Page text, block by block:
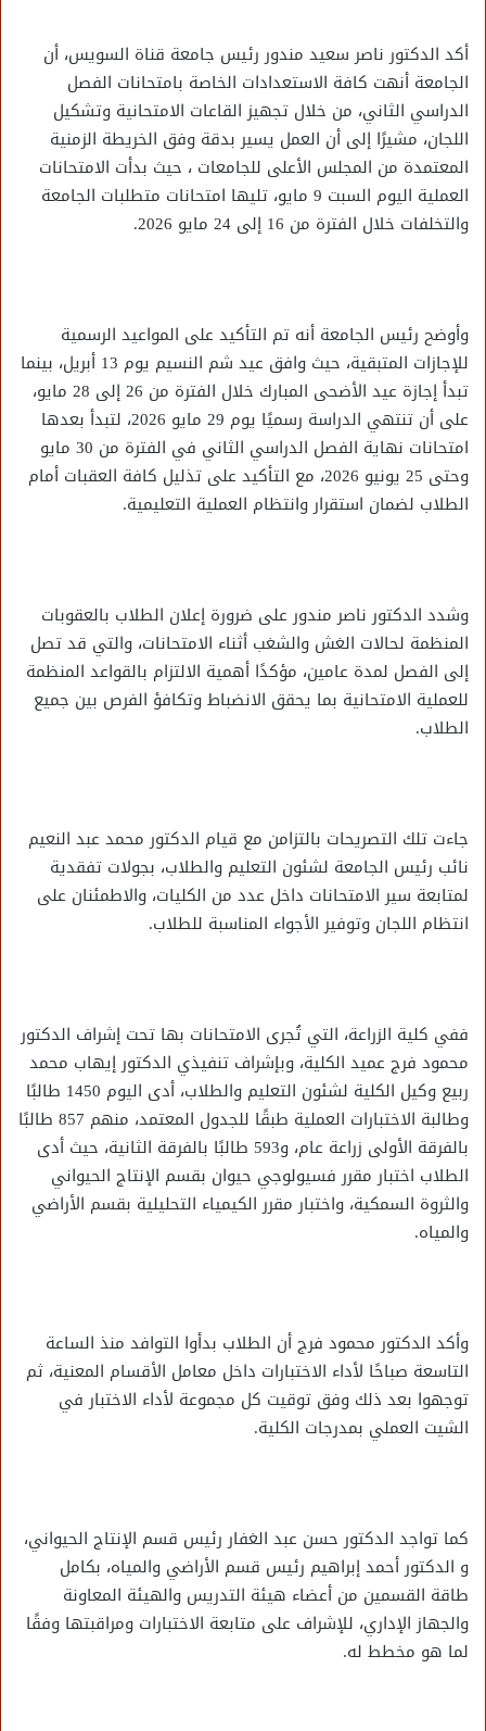
أكد الدكتور ناصر سعيد مندور رئيس جامعة قناة السويس، أن
الجامعة أنهت كافة الاستعدادات الخاصة بامتحانات الفصل
الدراسي الثاني، من خلال تجهيز القاعات الامتحانية وتشكيل
اللجان، مشيرًا إلى أن العمل يسير بدقة وفق الخريطة الزمنية
المعتمدة من المجلس الأعلى للجامعات ، حيث بدأت الامتحانات
العملية اليوم السبت 9 مايو، تليها امتحانات متطلبات الجامعة
والتخلفات خلال الفترة من 16 إلى 24 مايو 2026.
وأوضح رئيس الجامعة أنه تم التأكيد على المواعيد الرسمية
للإجازات المتبقية، حيث وافق عيد شم النسيم يوم 13 أبريل، بينما
تبدأ إجازة عيد الأضحى المبارك خلال الفترة من 26 إلى 28 مايو،
على أن تنتهي الدراسة رسميًا يوم 29 مايو 2026، لتبدأ بعدها
امتحانات نهاية الفصل الدراسي الثاني في الفترة من 30 مايو
وحتى 25 يونيو 2026، مع التأكيد على تذليل كافة العقبات أمام
الطلاب لضمان استقرار وانتظام العملية التعليمية.
وشدد الدكتور ناصر مندور على ضرورة إعلان الطلاب بالعقوبات
المنظمة لحالات الغش والشغب أثناء الامتحانات، والتي قد تصل
إلى الفصل لمدة عامين، مؤكدًا أهمية الالتزام بالقواعد المنظمة
للعملية الامتحانية بما يحقق الانضباط وتكافؤ الفرص بين جميع
الطلاب.
جاءت تلك التصريحات بالتزامن مع قيام الدكتور محمد عبد النعيم
نائب رئيس الجامعة لشئون التعليم والطلاب، بجولات تفقدية
لمتابعة سير الامتحانات داخل عدد من الكليات، والاطمئنان على
انتظام اللجان وتوفير الأجواء المناسبة للطلاب.
ففي كلية الزراعة، التي تُجرى الامتحانات بها تحت إشراف الدكتور
محمود فرج عميد الكلية، وبإشراف تنفيذي الدكتور إيهاب محمد
ربيع وكيل الكلية لشئون التعليم والطلاب، أدى اليوم 1450 طالبًا
وطالبة الاختبارات العملية طبقًا للجدول المعتمد، منهم 857 طالبًا
بالفرقة الأولى زراعة عام، و593 طالبًا بالفرقة الثانية، حيث أدى
الطلاب اختبار مقرر فسيولوجي حيوان بقسم الإنتاج الحيواني
والثروة السمكية، واختبار مقرر الكيمياء التحليلية بقسم الأراضي
والمياه.
وأكد الدكتور محمود فرج أن الطلاب بدأوا التوافد منذ الساعة
التاسعة صباحًا لأداء الاختبارات داخل معامل الأقسام المعنية، ثم
توجهوا بعد ذلك وفق توقيت كل مجموعة لأداء الاختبار في
الشيت العملي بمدرجات الكلية.
كما تواجد الدكتور حسن عبد الغفار رئيس قسم الإنتاج الحيواني،
و الدكتور أحمد إبراهيم رئيس قسم الأراضي والمياه، بكامل
طاقة القسمين من أعضاء هيئة التدريس والهيئة المعاونة
والجهاز الإداري، للإشراف على متابعة الاختبارات ومراقبتها وفقًا
لما هو مخطط له.